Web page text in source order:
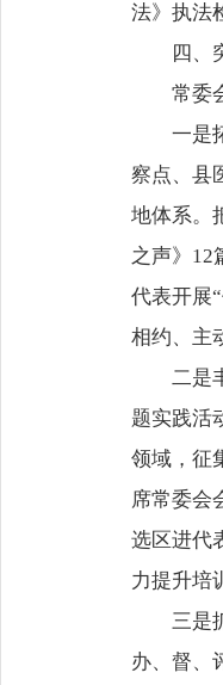
法》执法
四、
常委
一是
察点、县
地体系。
之声》12
代表开展
相约、主
二是
题实践活
领域，征
席常委会
选区进代
力提升培
三是
办、督、